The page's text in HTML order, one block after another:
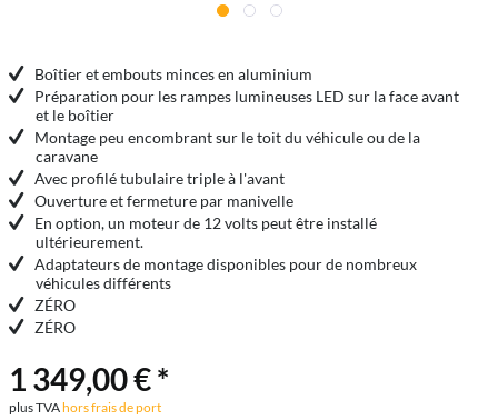
Boîtier et embouts minces en aluminium
Préparation pour les rampes lumineuses LED sur la face avant
et le boîtier
Montage peu encombrant sur le toit du véhicule ou de la
caravane
Avec profilé tubulaire triple à l'avant
Ouverture et fermeture par manivelle
En option, un moteur de 12 volts peut être installé
ultérieurement.
Adaptateurs de montage disponibles pour de nombreux
véhicules différents
ZÉRO
ZÉRO
1 349,00 € *
plus TVAhors frais de port